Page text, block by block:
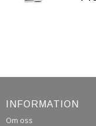
INFORMATION
Om oss